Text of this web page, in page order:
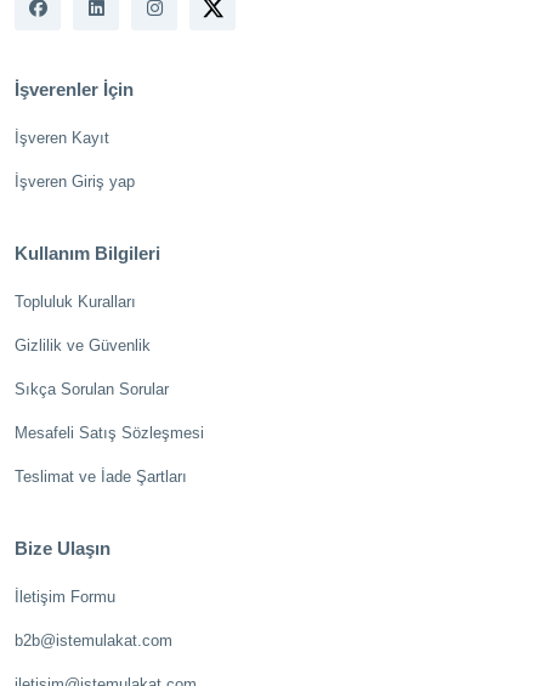
İşverenler İçin
İşveren Kayıt
İşveren Giriş yap
Kullanım Bilgileri
Topluluk Kuralları
Gizlilik ve Güvenlik
Sıkça Sorulan Sorular
Mesafeli Satış Sözleşmesi
Teslimat ve İade Şartları
Bize Ulaşın
İletişim Formu
b2b@istemulakat.com